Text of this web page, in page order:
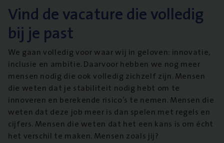
Vind de vacature die volledig
bij je past
We gaan volledig voor waar wij in geloven: innovatie,
inclusie en ambitie. Daarvoor hebben we nog meer
mensen nodig die ook volledig zichzelf zijn. Mensen
die weten dat je stabiliteit nodig hebt om te
innoveren en berekende risico’s te nemen. Mensen die
weten dat deze job meer is dan spelen met regels en
cijfers. Mensen die weten dat het een kans is om écht
het verschil te maken. Mensen zoals jij?